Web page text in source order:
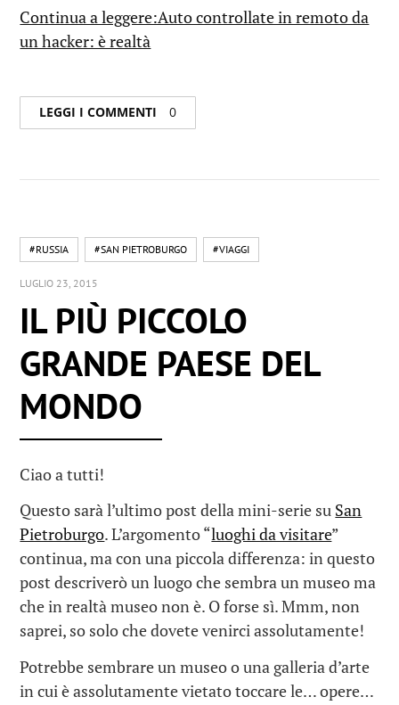
Continua a leggere:Auto controllate in remoto da
un hacker: è realtà
LEGGI I COMMENTI 0
#RUSSIA #SAN PIETROBURGO #VIAGGI
LUGLIO 23, 2015
IL PIÙ PICCOLO
GRANDE PAESE DEL
MONDO
Ciao a tutti!
Questo sarà l’ultimo post della mini-serie su San
Pietroburgo. L’argomento “luoghi da visitare”
continua, ma con una piccola differenza: in questo
post descriverò un luogo che sembra un museo ma
che in realtà museo non è. O forse sì. Mmm, non
saprei, so solo che dovete venirci assolutamente!
Potrebbe sembrare un museo o una galleria d’arte
in cui è assolutamente vietato toccare le… opere…